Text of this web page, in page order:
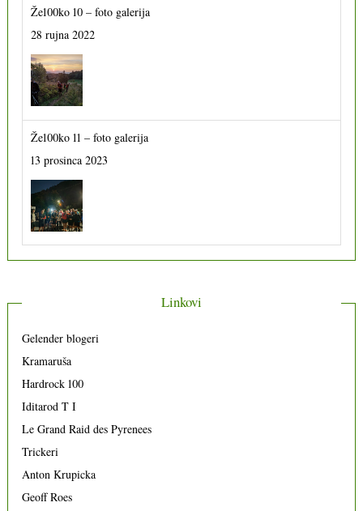
Že100ko 10 – foto galerija
28 rujna 2022
Že100ko 11 – foto galerija
13 prosinca 2023
Linkovi
Gelender blogeri
Kramaruša
Hardrock 100
Iditarod T I
Le Grand Raid des Pyrenees
Trickeri
Anton Krupicka
Geoff Roes